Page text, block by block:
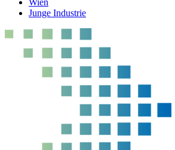
Wien
Junge Industrie